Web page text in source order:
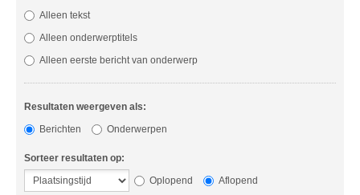
Alleen tekst
Alleen onderwerptitels
Alleen eerste bericht van onderwerp
Resultaten weergeven als:
Berichten
Onderwerpen
Sorteer resultaten op:
Oplopend
Aflopend